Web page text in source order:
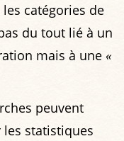
catégories de
du tout lié à un
mais à une «
peuvent
statistiques